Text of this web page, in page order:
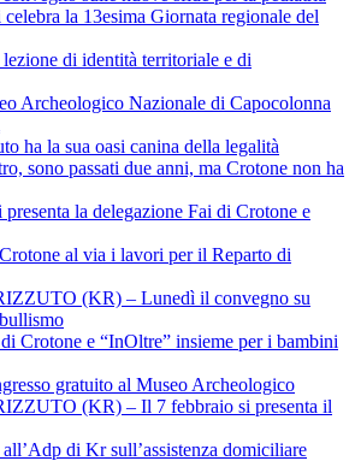
la 13esima Giornata regionale del
di identità territoriale e di
Archeologico Nazionale di Capocolonna
ha la sua oasi canina della legalità
sono passati due anni, ma Crotone non ha
la delegazione Fai di Crotone e
al via i lavori per il Reparto di
(KR) – Lunedì il convegno su
Crotone e “InOltre” insieme per i bambini
gratuito al Museo Archeologico
(KR) – Il 7 febbraio si presenta il
di Kr sull’assistenza domiciliare